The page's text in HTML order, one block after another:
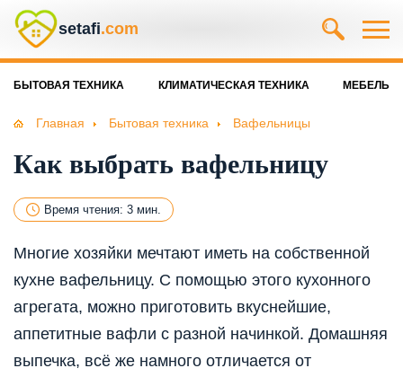
setafi.com
БЫТОВАЯ ТЕХНИКА КЛИМАТИЧЕСКАЯ ТЕХНИКА МЕБЕЛЬ
Главная Бытовая техника Вафельницы
Как выбрать вафельницу
Время чтения: 3 мин.
Многие хозяйки мечтают иметь на собственной
кухне вафельницу. С помощью этого кухонного
агрегата, можно приготовить вкуснейшие,
аппетитные вафли с разной начинкой. Домашняя
выпечка, всё же намного отличается от